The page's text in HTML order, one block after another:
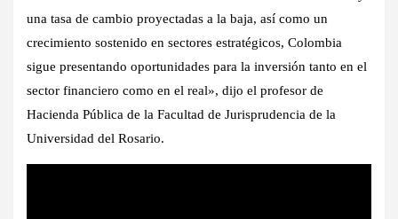
una tasa de cambio proyectadas a la baja, así como un
crecimiento sostenido en sectores estratégicos, Colombia
sigue presentando oportunidades para la inversión tanto en el
sector financiero como en el real», dijo el profesor de
Hacienda Pública de la Facultad de Jurisprudencia de la
Universidad del Rosario.